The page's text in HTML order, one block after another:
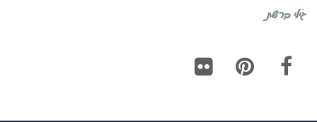
גילי ברשת